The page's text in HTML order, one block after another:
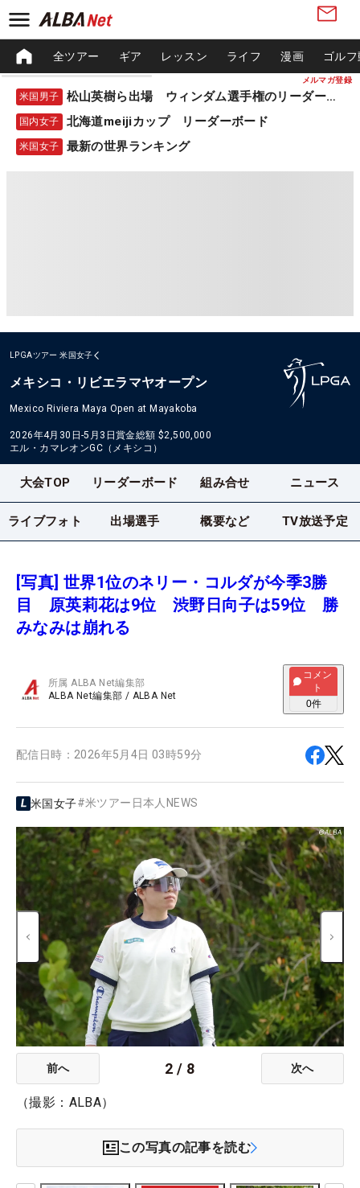
メルマガ登録
全ツアー ギア レッスン ライフ 漫画 ゴル
米国男子 松山英樹ら出場 ウィンダム選手権のリーダーボード
国内女子 北海道meijiカップ リーダーボード
米国女子 最新の世界ランキング
LPGAツアー 米国女子
メキシコ・リビエラマヤオープン
Mexico Riviera Maya Open at Mayakoba
2026年4月30日-5月3日賞金総額 $2,500,000
エル・カマレオンGC（メキシコ）
大会TOP リーダーボード 組み合せ ニュース
ライブフォト 出場選手 概要など TV放送予定
[写真] 世界1位のネリー・コルダが今季3勝
目 原英莉花は9位 渋野日向子は59位 勝
みなみは崩れる
所属ALBA Net編集部
ALBA Net編集部 / ALBA Net
コメン
ト
0件
配信日時： 2026年5月4日 03時59分
米国女子#米ツアー日本人NEWS
前へ 2 / 8 次へ
（撮影：ALBA）
この写真の記事を読む